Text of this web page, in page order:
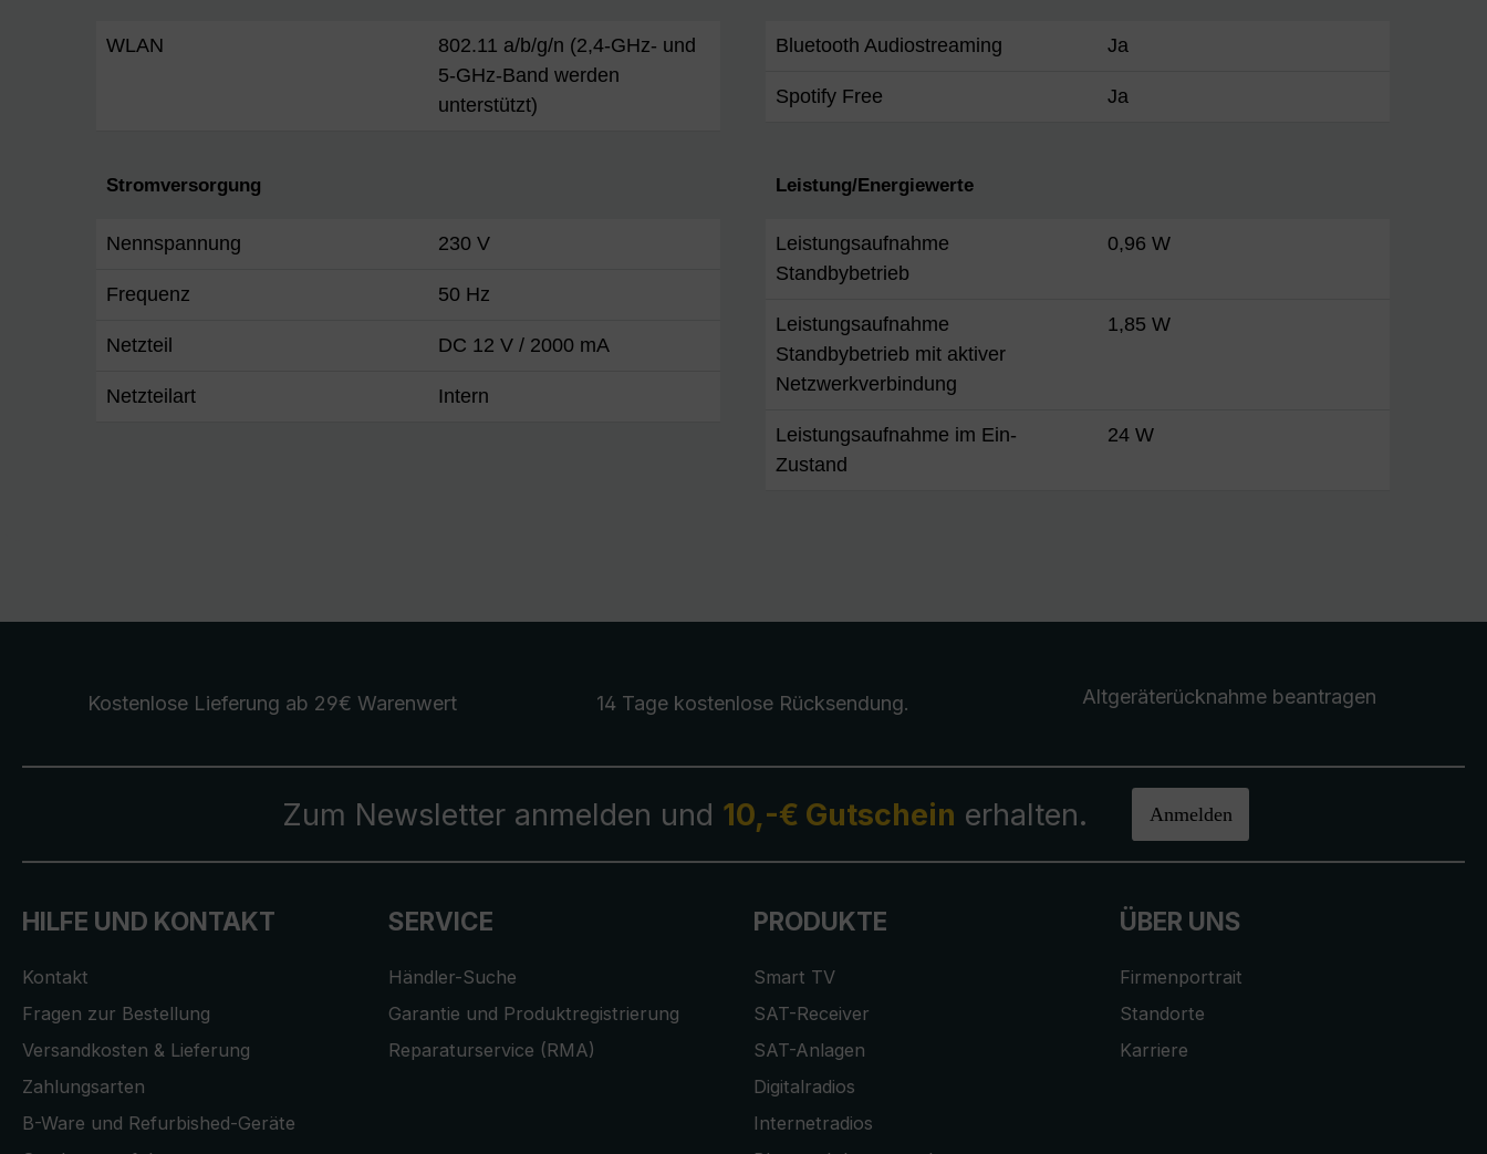
WLAN
802.11 a/b/g/n (2,4-GHz- und
5-GHz-Band werden
unterstützt)
Bluetooth Audiostreaming Ja
Spotify Free Ja
Stromversorgung
Nennspannung 230 V
Frequenz 50 Hz
Netzteil DC 12 V / 2000 mA
Netzteilart Intern
Leistung/Energiewerte
Leistungsaufnahme
Standbybetrieb
0,96 W
Leistungsaufnahme
Standbybetrieb mit aktiver
Netzwerkverbindung
1,85 W
Leistungsaufnahme im Ein-
Zustand
24 W
Kostenlose Lieferung ab 29€ Warenwert 14 Tage kostenlose Rücksendung. Altgeräterücknahme beantragen
Zum Newsletter anmelden und 10,-€ Gutschein erhalten. Anmelden
HILFE UND KONTAKT
Kontakt
Fragen zur Bestellung
Versandkosten & Lieferung
Zahlungsarten
B-Ware und Refurbished-Geräte
SERVICE
Händler-Suche
Garantie und Produktregistrierung
Reparaturservice (RMA)
PRODUKTE
Smart TV
SAT-Receiver
SAT-Anlagen
Digitalradios
Internetradios
ÜBER UNS
Firmenportrait
Standorte
Karriere